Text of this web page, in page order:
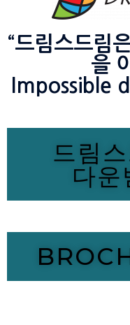
“드림스드림
을
Impossible
드림
다운